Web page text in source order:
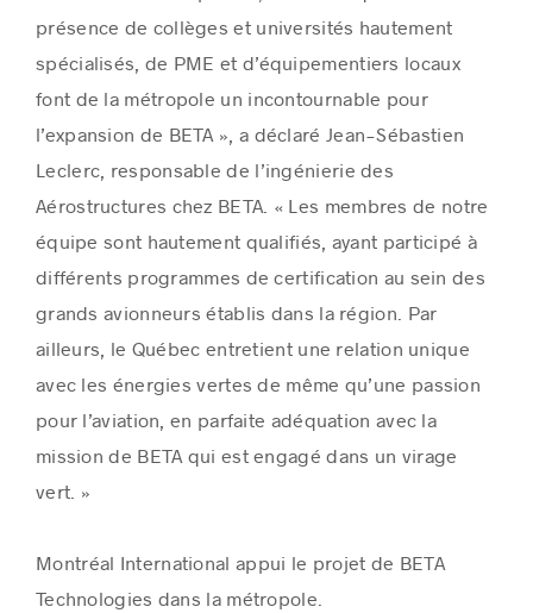
présence de collèges et universités hautement
spécialisés, de PME et d’équipementiers locaux
font de la métropole un incontournable pour
l’expansion de BETA », a déclaré Jean-Sébastien
Leclerc, responsable de l’ingénierie des
Aérostructures chez BETA. « Les membres de notre
équipe sont hautement qualifiés, ayant participé à
différents programmes de certification au sein des
grands avionneurs établis dans la région. Par
ailleurs, le Québec entretient une relation unique
avec les énergies vertes de même qu’une passion
pour l’aviation, en parfaite adéquation avec la
mission de BETA qui est engagé dans un virage
vert. »
Montréal International appui le projet de BETA
Technologies dans la métropole.